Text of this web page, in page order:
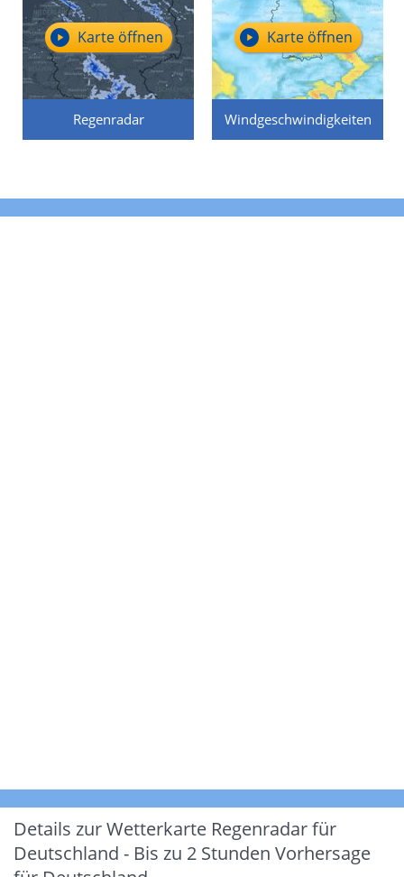
Regenradar
Karte öffnen
Windgeschwindigkeiten
Karte öffnen
Details zur Wetterkarte Regenradar für
Deutschland - Bis zu 2 Stunden Vorhersage